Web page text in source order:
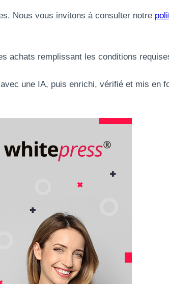
Nous vous invitons à consulter notre
achats remplissant les conditions
une IA, puis enrichi, vérifié et mis en